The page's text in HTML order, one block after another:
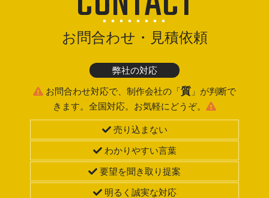
お問合わせ・見積依頼
弊社の対応
お問合わせ対応で、制作会社の「質」が判断で
きます。全国対応。お気軽にどうぞ。
売り込まない
わかりやすい言葉
要望を聞き取り提案
明るく誠実な対応